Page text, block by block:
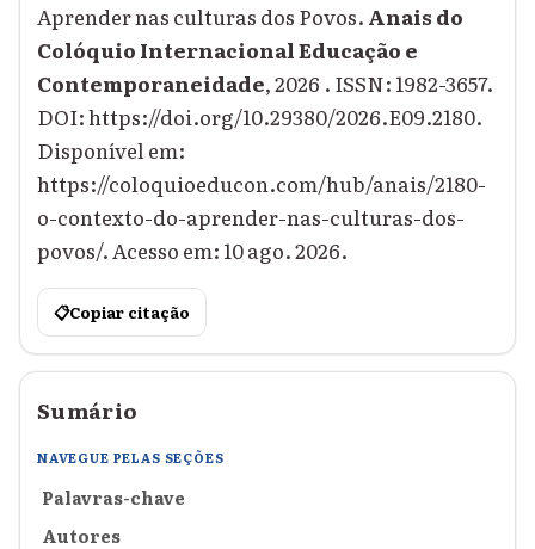
Aprender nas culturas dos Povos. Anais do
Colóquio Internacional Educação e
Contemporaneidade, 2026 . ISSN: 1982-3657.
DOI: https://doi.org/10.29380/2026.E09.2180.
Disponível em:
https://coloquioeducon.com/hub/anais/2180-
o-contexto-do-aprender-nas-culturas-dos-
povos/. Acesso em: 10 ago. 2026.
📋Copiar citação
Sumário
NAVEGUE PELAS SEÇÕES
Palavras-chave
Autores